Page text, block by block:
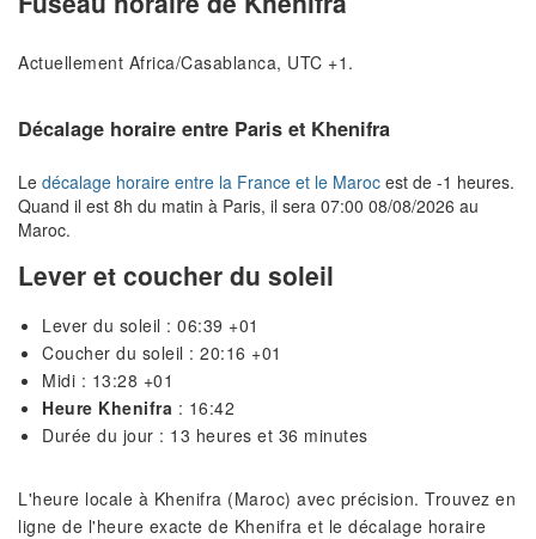
Actuellement Africa/Casablanca, UTC +1.
Décalage horaire entre Paris et Khenifra
Le décalage horaire entre la France et le Maroc est de -1 heures.
Quand il est 8h du matin à Paris, il sera 07:00 08/08/2026 au
Maroc.
Lever et coucher du soleil
Lever du soleil : 06:39 +01
Coucher du soleil : 20:16 +01
Midi : 13:28 +01
Heure Khenifra : 16:42
Durée du jour : 13 heures et 36 minutes
L'heure locale à Khenifra (Maroc) avec précision. Trouvez en
ligne de l'heure exacte de Khenifra et le décalage horaire